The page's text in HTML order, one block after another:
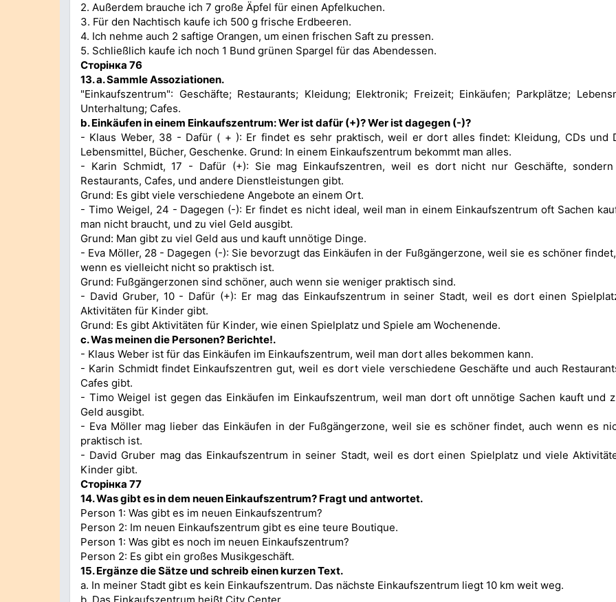
2. Außerdem brauche ich 7 große Äpfel für einen Apfelkuchen.
3. Für den Nachtisch kaufe ich 500 g frische Erdbeeren.
4. Ich nehme auch 2 saftige Orangen, um einen frischen Saft zu pressen.
5. Schließlich kaufe ich noch 1 Bund grünen Spargel für das Abendessen.
Сторінка 76
13. а.Sammle Assoziationen.
"Einkaufszentrum": Geschäfte; Restaurants; Kleidung; Elektronik; Freizeit; Einkäufen; Parkplätze;
Unterhaltung; Cafes.
b. Einkäufen in einem Einkaufszentrum: Wer ist dafür (+)? Wer ist dagegen (-)?
- Klaus Weber, 38 - Dafür ( + ): Er findet es sehr praktisch, weil er dort alles findet: Kleidung, CDs und
Lebensmittel, Bücher, Geschenke. Grund: In einem Einkaufszentrum bekommt man alles.
- Karin Schmidt, 17 - Dafür (+): Sie mag Einkaufszentren, weil es dort nicht nur Geschäfte, sondern
Restaurants, Cafes, und andere Dienstleistungen gibt.
Grund: Es gibt viele verschiedene Angebote an einem Ort.
- Timo Weigel, 24 - Dagegen (-): Er findet es nicht ideal, weil man in einem Einkaufszentrum oft Sachen
man nicht braucht, und zu viel Geld ausgibt.
Grund: Man gibt zu viel Geld aus und kauft unnötige Dinge.
- Eva Möller, 28 - Dagegen (-): Sie bevorzugt das Einkäufen in der Fußgängerzone, weil sie es schöner
wenn es vielleicht nicht so praktisch ist.
Grund: Fußgängerzonen sind schöner, auch wenn sie weniger praktisch sind.
- David Gruber, 10 - Dafür (+): Er mag das Einkaufszentrum in seiner Stadt, weil es dort einen
Aktivitäten für Kinder gibt.
Grund: Es gibt Aktivitäten für Kinder, wie einen Spielplatz und Spiele am Wochenende.
c. Was meinen die Personen? Berichte!.
- Klaus Weber ist für das Einkäufen im Einkaufszentrum, weil man dort alles bekommen kann.
- Karin Schmidt findet Einkaufszentren gut, weil es dort viele verschiedene Geschäfte und auch
Cafes gibt.
- Timo Weigel ist gegen das Einkäufen im Einkaufszentrum, weil man dort oft unnötige Sachen kauft und
Geld ausgibt.
- Eva Möller mag lieber das Einkäufen in der Fußgängerzone, weil sie es schöner findet, auch wenn es
praktisch ist.
- David Gruber mag das Einkaufszentrum in seiner Stadt, weil es dort einen Spielplatz und viele
Kinder gibt.
Сторінка 77
14.Was gibt es in dem neuen Einkaufszentrum? Fragt und antwortet.
Person 1: Was gibt es im neuen Einkaufszentrum?
Person 2: Im neuen Einkaufszentrum gibt es eine teure Boutique.
Person 1: Was gibt es noch im neuen Einkaufszentrum?
Person 2: Es gibt ein großes Musikgeschäft.
15.Ergänze die Sätze und schreib einen kurzen Text.
a. In meiner Stadt gibt es kein Einkaufszentrum. Das nächste Einkaufszentrum liegt 10 km weit weg.